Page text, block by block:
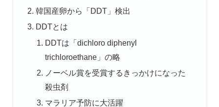
韓国産卵から「DDT」検出
DDTとは
DDTは「dichloro diphenyl
trichloroethane」の略
ノーベル賞を受賞するきっかけになった
殺虫剤
マラリア予防に大活躍